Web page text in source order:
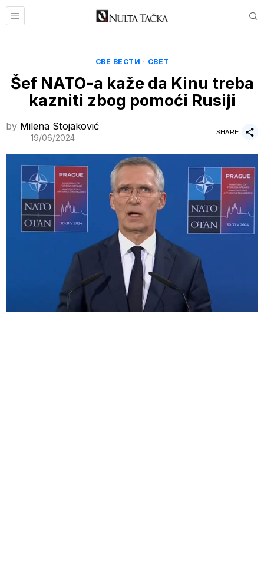
СВЕ ВЕСТИ · СВЕТ
Šef NATO-a kaže da Kinu treba
kazniti zbog pomoći Rusiji
by Milena Stojaković
19/06/2024
SHARE